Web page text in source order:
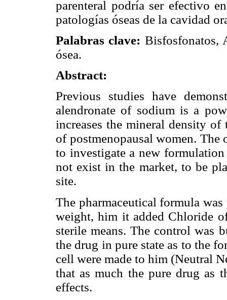
parenteral podría ser efectivo
patologías óseas de la cavidad
Palabras clave: Bisfosfonatos,
ósea.
Abstract:
Previous studies have
alendronate of sodium is a
increases the mineral density
of postmenopausal women.
to investigate a new
not exist in the market, to be
site.
The pharmaceutical formula
weight, him it added Chloride
sterile means. The control was
the drug in pure state as to the
cell were made to him (Neutral
that as much the pure drug as
effects.